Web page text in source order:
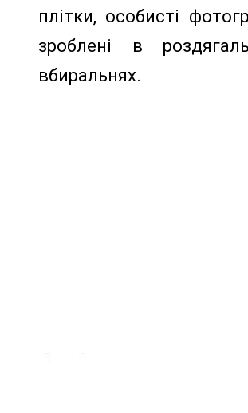
плітки, особисті
зроблені в
вбиральнях.